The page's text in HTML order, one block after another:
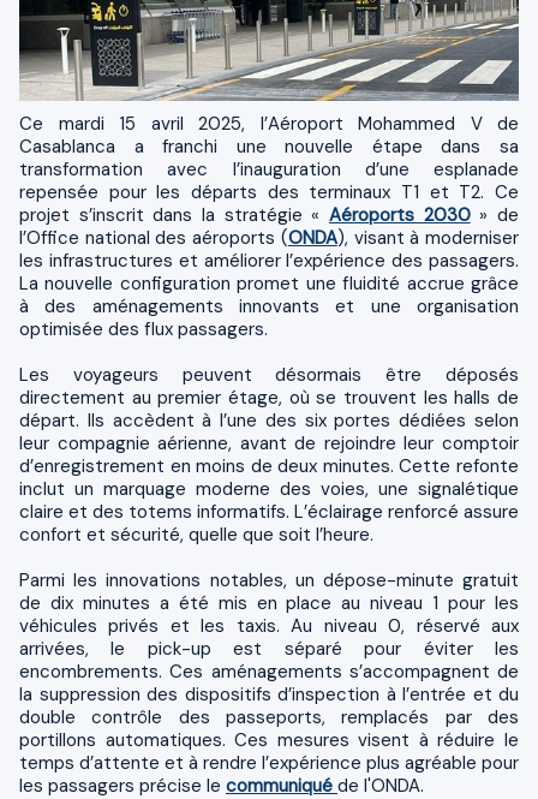
Ce mardi 15 avril 2025, l’Aéroport Mohammed V de
Casablanca a franchi une nouvelle étape dans sa
transformation avec l’inauguration d’une esplanade
repensée pour les départs des terminaux T1 et T2. Ce
projet s’inscrit dans la stratégie « Aéroports 2030» de
l’Office national des aéroports (ONDA), visant à moderniser
les infrastructures et améliorer l’expérience des passagers.
La nouvelle configuration promet une fluidité accrue grâce
à des aménagements innovants et une organisation
optimisée des flux passagers.
Les voyageurs peuvent désormais être déposés
directement au premier étage, où se trouvent les halls de
départ. Ils accèdent à l’une des six portes dédiées selon
leur compagnie aérienne, avant de rejoindre leur comptoir
d’enregistrement en moins de deux minutes. Cette refonte
inclut un marquage moderne des voies, une signalétique
claire et des totems informatifs. L’éclairage renforcé assure
confort et sécurité, quelle que soit l’heure.
Parmi les innovations notables, un dépose-minute gratuit
de dix minutes a été mis en place au niveau 1 pour les
véhicules privés et les taxis. Au niveau 0, réservé aux
arrivées, le pick-up est séparé pour éviter les
encombrements. Ces aménagements s’accompagnent de
la suppression des dispositifs d’inspection à l’entrée et du
double contrôle des passeports, remplacés par des
portillons automatiques. Ces mesures visent à réduire le
temps d’attente et à rendre l’expérience plus agréable pour
les passagers précise le communiqué de l'ONDA.